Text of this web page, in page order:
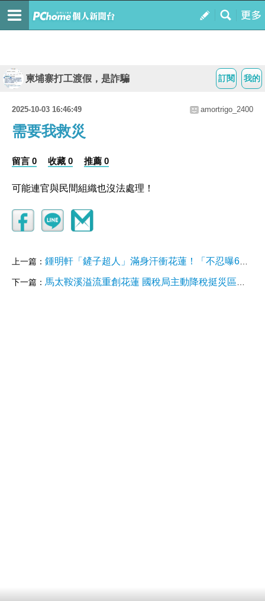
我的
訂閱
柬埔寨打工渡假，是詐騙
2025-10-03 16:46:49 amortrigo_2400
需要我救災
留言 0 收藏 0 推薦 0
可能連官與民間組織也沒法處理！
上一篇： 鍾明軒「鏟子超人」滿身汗衝花蓮！「不忍曝6大心得」：要二刷救災
下一篇： 馬太鞍溪溢流重創花蓮 國稅局主動降稅挺災區商家